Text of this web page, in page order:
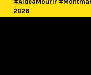
2026